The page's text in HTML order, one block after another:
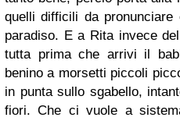
quelli difficili da
paradiso. E a Rita invece
tutta prima che arrivi il
benino a morsetti piccoli
in punta sullo sgabello,
fiori. Che ci vuole a